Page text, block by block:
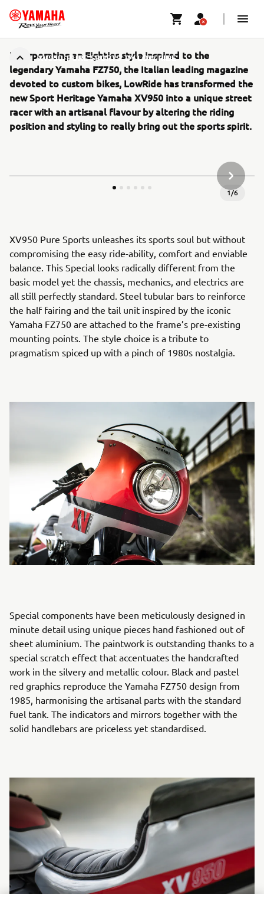
XV950 'PURE SPORTS' BY LOW RIDE
Incorporating an Eighties style inspired to the
legendary Yamaha FZ750, the Italian leading magazine
devoted to custom bikes, LowRide has transformed the
new Sport Heritage Yamaha XV950 into a unique street
racer with an artisanal flavour by altering the riding
position and styling to really bring out the sports spirit.
1/6
XV950 Pure Sports unleashes its sports soul but without
compromising the easy ride-ability, comfort and enviable
balance. This Special looks radically different from the
basic model yet the chassis, mechanics, and electrics are
all still perfectly standard. Steel tubular bars to reinforce
the half fairing and the tail unit inspired by the iconic
Yamaha FZ750 are attached to the frame’s pre-existing
mounting points. The style choice is a tribute to
pragmatism spiced up with a pinch of 1980s nostalgia.
Special components have been meticulously designed in
minute detail using unique pieces hand fashioned out of
sheet aluminium. The paintwork is outstanding thanks to a
special scratch effect that accentuates the handcrafted
work in the silvery and metallic colour. Black and pastel
red graphics reproduce the Yamaha FZ750 design from
1985, harmonising the artisanal parts with the standard
fuel tank. The indicators and mirrors together with the
solid handlebars are priceless yet standardised.